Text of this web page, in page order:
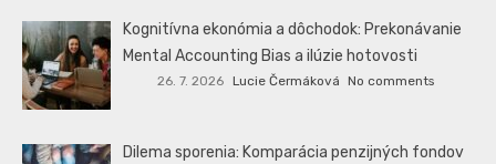
Kognitívna ekonómia a dôchodok: Prekonávanie
Mental Accounting Bias a ilúzie hotovosti
26. 7. 2026 Lucie Čermáková No comments
Dilema sporenia: Komparácia penzijných fondov